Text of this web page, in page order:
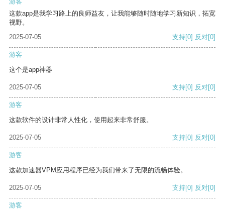
这款app是我学习路上的良师益友，让我能够随时随地学习新知识，拓宽
视野。
2025-07-05
支持[0] 反对[0]
游客
这个是app神器
2025-07-05 支持[0] 反对[0]
游客
这款软件的设计非常人性化，使用起来非常舒服。
2025-07-05 支持[0] 反对[0]
游客
这款加速器VPM应用程序已经为我们带来了无限的流畅体验。
2025-07-05 支持[0] 反对[0]
游客